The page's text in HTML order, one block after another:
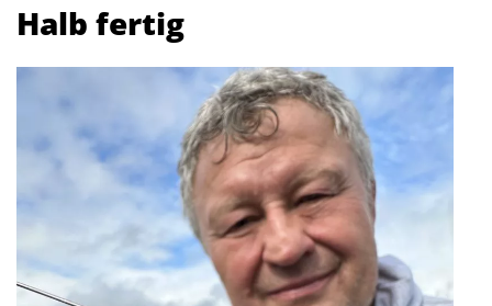
Halb fertig